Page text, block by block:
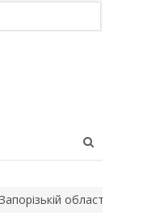
знешкодили російську